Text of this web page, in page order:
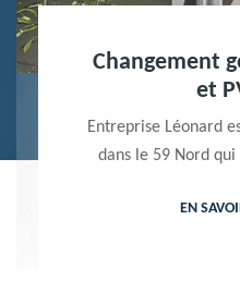
Nettoyage
Peintre
Entreprise Léonard
pavé. Propose un
EN